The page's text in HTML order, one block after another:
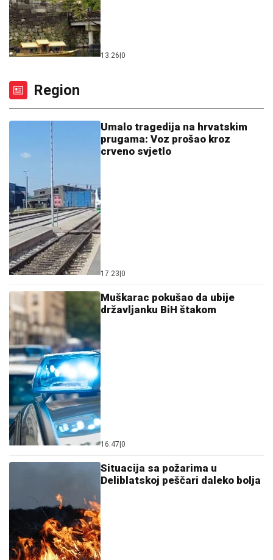
13:26 0
Region
Umalo tragedija na hrvatskim
prugama: Voz prošao kroz
crveno svjetlo
17:23 0
Muškarac pokušao da ubije
državljanku BiH štakom
16:47 0
Situacija sa požarima u
Deliblatskoj peščari daleko bolja